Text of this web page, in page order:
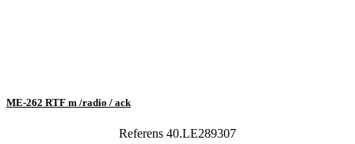
ME-262 RTF m /radio / ack
Referens 40.LE289307